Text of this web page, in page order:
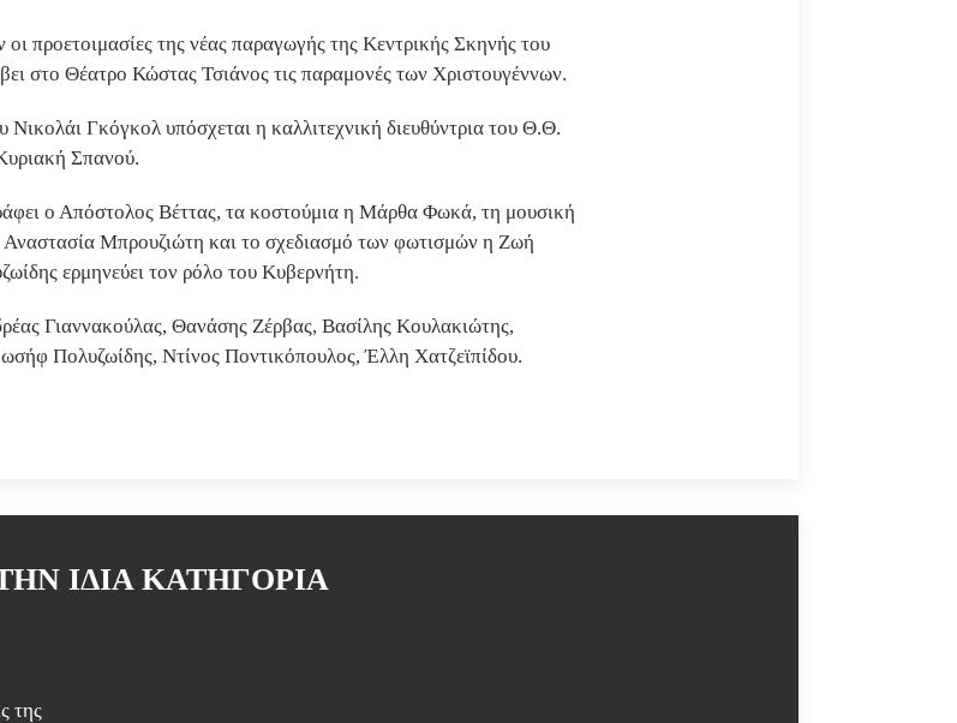
προετοιμασίες της νέας παραγωγής της Κεντρικής Σκηνής του
στο Θέατρο Κώστας Τσιάνος τις παραμονές των Χριστουγέννων.
Γκόγκολ υπόσχεται η καλλιτεχνική διευθύντρια του Θ.Θ.
Σπανού.
ο Απόστολος Βέττας, τα κοστούμια η Μάρθα Φωκά, τη μουσική
Μπρουζιώτη και το σχεδιασμό των φωτισμών η Ζωή
ερμηνεύει τον ρόλο του Κυβερνήτη.
Γιαννακούλας, Θανάσης Ζέρβας, Βασίλης Κουλακιώτης,
Πολυζωίδης, Ντίνος Ποντικόπουλος, Έλλη Χατζεϊπίδου.
ΊΔΙΑ ΚΑΤΗΓΟΡΊΑ
της